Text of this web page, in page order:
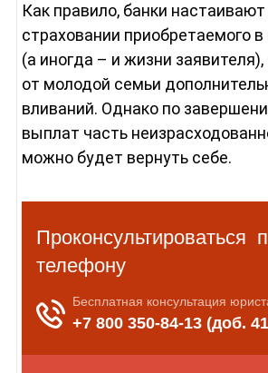
Как правило, банки настаивают
страховании приобретаемого
(а иногда – и жизни
от молодой семьи
вливаний. Однако по
выплат часть
можно будет вернуть себе.